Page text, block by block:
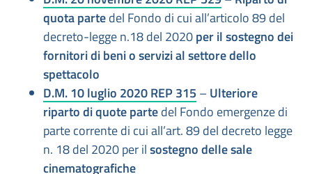
quota partedel Fondo di cui all’articolo 89 del
decreto-legge n.18 del 2020per il sostegno dei
fornitori di beni o servizi al settore dello
spettacolo
D.M. 10 luglio 2020 REP 315 –Ulteriore
riparto di quote partedel Fondo emergenze di
parte corrente di cui all’art. 89 del decreto legge
n. 18 del 2020 per ilsostegno delle sale
cinematografiche